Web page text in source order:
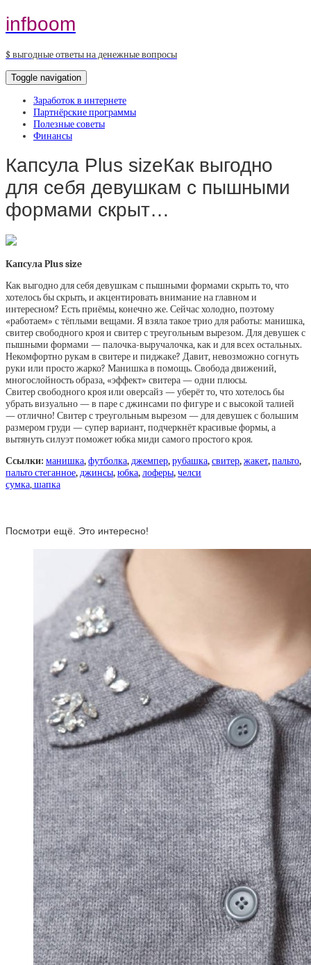
infboom
$ выгодные ответы на денежные вопросы
Toggle navigation
Заработок в интернете
Партнёрские программы
Полезные советы
Финансы
Капсула Plus sizeКак выгодно
для себя девушкам с пышными
формами скрыт…
Капсула Plus size
Как выгодно для себя девушкам с пышными формами скрыть то, что
хотелось бы скрыть, и акцентировать внимание на главном и
интересном? Есть приёмы, конечно же. Сейчас холодно, поэтому
«работаем» с тёплыми вещами. Я взяла такое трио для работы: манишка,
свитер свободного кроя и свитер с треугольным вырезом. Для девушек с
пышными формами — палочка-выручалочка, как и для всех остальных.
Некомфортно рукам в свитере и пиджаке? Давит, невозможно согнуть
руки или просто жарко? Манишка в помощь. Свобода движений,
многослойность образа, «эффект» свитера — одни плюсы.
Свитер свободного кроя или оверсайз — уберёт то, что хотелось бы
убрать визуально — в паре с джинсами по фигуре и с высокой талией
— отлично! Свитер с треугольным вырезом — для девушек с большим
размером груди — супер вариант, подчеркнёт красивые формы, а
вытянуть силуэт поможет юбка миди самого простого кроя.
Ссылки: манишка,футболка,джемпер,рубашка,свитер,жакет,пальто,
пальто стеганное,джинсы,юбка,лоферы,челси
сумка,шапка
Посмотри ещё. Это интересно!